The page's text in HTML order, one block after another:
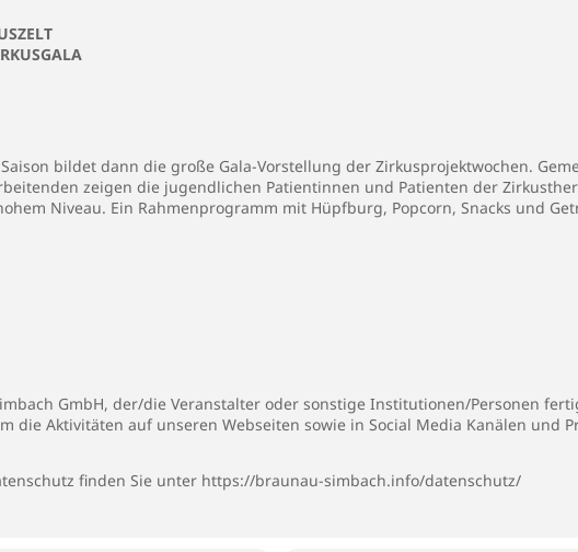
bildet dann die große Gala-Vorstellung der Zirkusprojektwochen.
zeigen die jugendlichen Patientinnen und Patienten der
Niveau. Ein Rahmenprogramm mit Hüpfburg, Popcorn, Snacks und
GmbH, der/die Veranstalter oder sonstige Institutionen/Personen
die Aktivitäten auf unseren Webseiten sowie in Social Media Kanälen und
finden Sie unter https://braunau-simbach.info/datenschutz/